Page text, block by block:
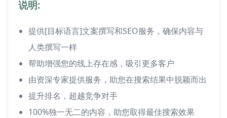
说明:
提供[目标语言]文案撰写和SEO服务，确保内容与
人类撰写一样
帮助增强您的线上存在感，吸引更多客户
由资深专家提供服务，助您在搜索结果中脱颖而出
提升排名，超越竞争对手
100%独一无二的内容，助您取得最佳搜索效果